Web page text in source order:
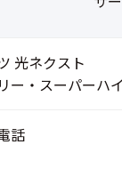
光ネクスト
ー・スーパーハ
話